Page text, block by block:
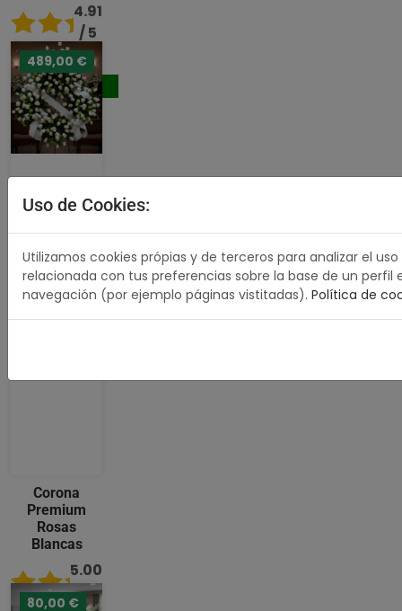
4.91
/ 5
176,00 €
Comprar
489,00 €
Corona
Premium
Rosas
Blancas
5.00
/ 5
80,00 €
Uso de Cookies:
Utilizamos cookies própias y de terceros para analizar el
relacionada con tus preferencias sobre la base de un perfil
navegación (por ejemplo páginas vistitadas). Política de